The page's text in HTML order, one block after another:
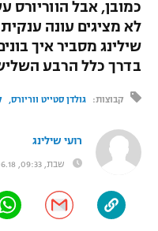
לוח שידורים
ברחבה
"מעל הליגה" –
"מחצית בשכונה" –
הפועל חיפה
הפועל באר שבע
בני יהודה
ליגה טורקית
ליגה סינית
ליגה ברזילאית
ליגות נוספות
ג'ודו
אגרוף
ספורט אולימפי
UFC
אופניים
כמובן, אבל
לא מציגים עונה
שילינג מסביר איך
בדרך כלל הרבע
קבוצות: גולדן סטייט ווריורס
רועי שילינג
שבת, 09:33, 09.06.18